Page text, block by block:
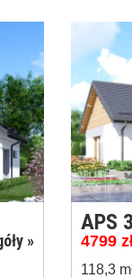
»
APS
4799
118,3 m